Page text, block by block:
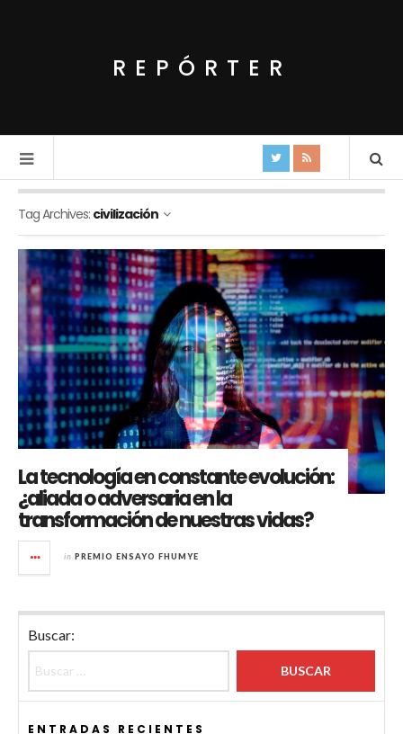
REPÓRTER
Tag Archives: civilización
La tecnología en constante evolución:
¿aliada o adversaria en la
transformación de nuestras vidas?
in PREMIO ENSAYO FHUMYE
Buscar:
ENTRADAS RECIENTES